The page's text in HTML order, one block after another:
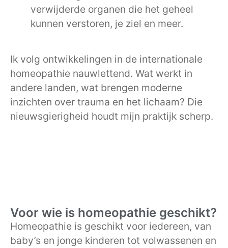
verwijderde organen die het geheel
kunnen verstoren, je ziel en meer.
Ik volg ontwikkelingen in de internationale
homeopathie nauwlettend. Wat werkt in
andere landen, wat brengen moderne
inzichten over trauma en het lichaam? Die
nieuwsgierigheid houdt mijn praktijk scherp.
Voor wie is homeopathie geschikt?
Homeopathie is geschikt voor iedereen, van
baby’s en jonge kinderen tot volwassenen en